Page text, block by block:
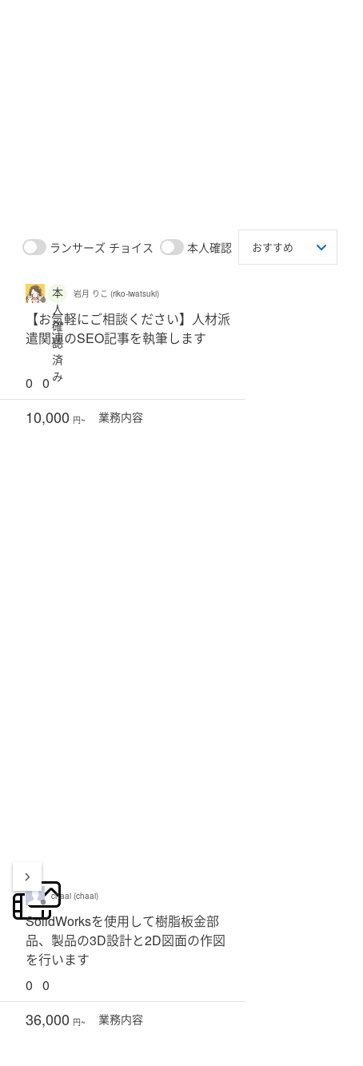
ランサーズ チョイス 本人確認
本
人
確
認
済
み
岩月 りこ (riko-iwatsuki)
【お気軽にご相談ください】人材派
遣関連のSEO記事を執筆します
0 0
10,000 円~ 業務内容
chaai (chaai)
SolidWorksを使用して樹脂板金部
品、製品の3D設計と2D図面の作図
を行います
0 0
36,000 円~ 業務内容